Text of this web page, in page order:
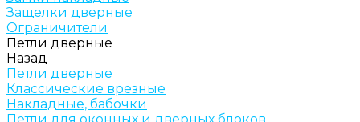
Защелки дверные
Ограничители
Петли дверные
Назад
Петли дверные
Классические врезные
Накладные, бабочки